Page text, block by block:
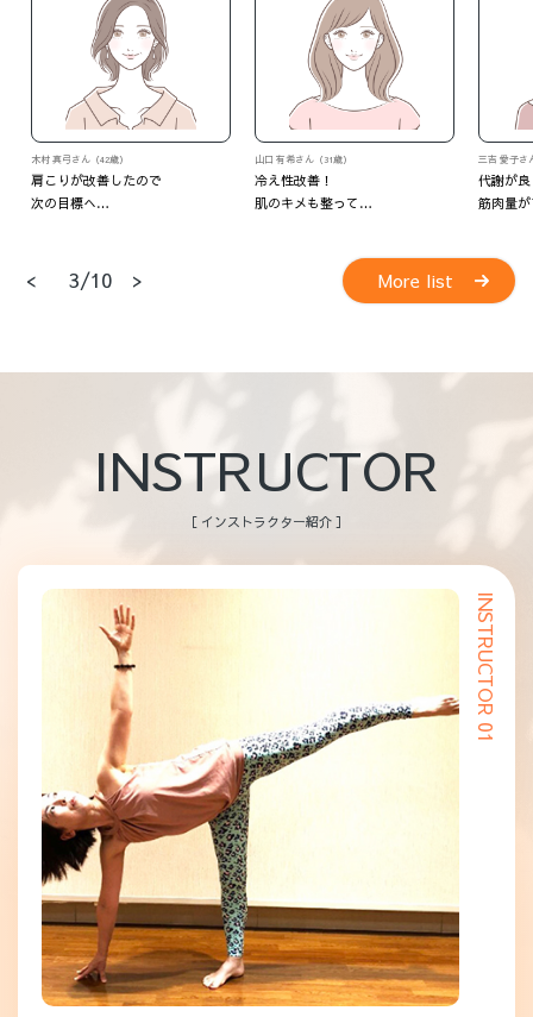
山口 有希さん（31歳）
冷え性改善！
肌のキメも整って…
三吉 愛子さん（37歳）
代謝が良くなって
筋肉量がアップ！
M・Oさん
いつの
4/10
< > More list
INSTRUCTOR
［ インストラクター紹介 ］
INSTRUCTOR 01